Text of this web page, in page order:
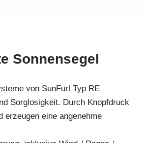
Sonnensegel
von SunFurl Typ RE
Sorglosigkeit. Durch Knopfdruck
erzeugen eine angenehme